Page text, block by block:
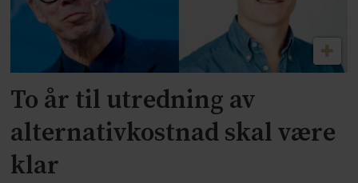
To år til utredning av
alternativkostnad skal være
klar